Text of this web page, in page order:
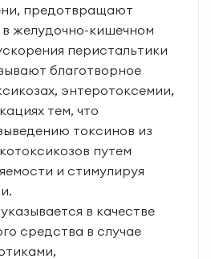
предотвращают
желудочно-кишечном
перистальтики
благотворное
энтеротоксемии,
тем, что
токсинов из
путем
и стимулируя
в качестве
средства в случае